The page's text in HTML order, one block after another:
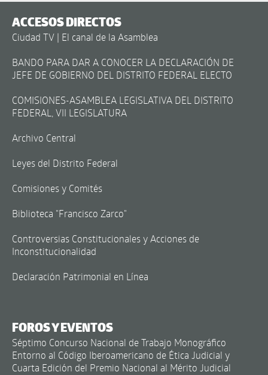
ACCESOS DIRECTOS
Ciudad TV | El canal de la Asamblea
BANDO PARA DAR A CONOCER LA DECLARACIÓN DE
JEFE DE GOBIERNO DEL DISTRITO FEDERAL ELECTO
COMISIONES-ASAMBLEA LEGISLATIVA DEL DISTRITO
FEDERAL, VII LEGISLATURA
Archivo Central
Leyes del Distrito Federal
Comisiones y Comités
Biblioteca "Francisco Zarco"
Controversias Constitucionales y Acciones de
Inconstitucionalidad
Declaración Patrimonial en Línea
FOROS Y EVENTOS
Séptimo Concurso Nacional de Trabajo Monográfico
Entorno al Código Iberoamericano de Ética Judicial y
Cuarta Edición del Premio Nacional al Mérito Judicial